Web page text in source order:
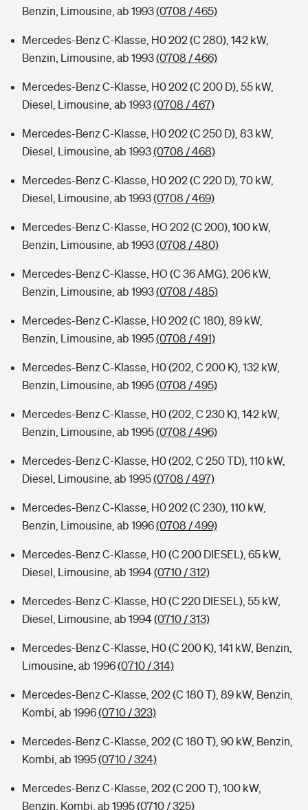
Kinderunfall-Check: Mehr Sicherheit für deine Kids
Sie haben Fragen?
Benzin, Limousine, ab 1993(0708 / 465)
Mercedes-Benz C-Klasse, H0 202 (C 280), 142 kW,
Benzin, Limousine, ab 1993(0708 / 466)
Mercedes-Benz C-Klasse, H0 202 (C 200 D), 55 kW,
Diesel, Limousine, ab 1993(0708 / 467)
Mercedes-Benz C-Klasse, H0 202 (C 250 D), 83 kW,
Diesel, Limousine, ab 1993(0708 / 468)
Mercedes-Benz C-Klasse, H0 202 (C 220 D), 70 kW,
Diesel, Limousine, ab 1993(0708 / 469)
Mercedes-Benz C-Klasse, HO 202 (C 200), 100 kW,
Benzin, Limousine, ab 1993(0708 / 480)
Mercedes-Benz C-Klasse, HO (C 36 AMG), 206 kW,
Benzin, Limousine, ab 1993(0708 / 485)
Mercedes-Benz C-Klasse, H0 202 (C 180), 89 kW,
Benzin, Limousine, ab 1995(0708 / 491)
Mercedes-Benz C-Klasse, H0 (202, C 200 K), 132 kW,
Benzin, Limousine, ab 1995(0708 / 495)
Mercedes-Benz C-Klasse, H0 (202, C 230 K), 142 kW,
Benzin, Limousine, ab 1995(0708 / 496)
Mercedes-Benz C-Klasse, H0 (202, C 250 TD), 110 kW,
Diesel, Limousine, ab 1995(0708 / 497)
Mercedes-Benz C-Klasse, H0 202 (C 230), 110 kW,
Benzin, Limousine, ab 1996(0708 / 499)
Mercedes-Benz C-Klasse, H0 (C 200 DIESEL), 65 kW,
Diesel, Limousine, ab 1994(0710 / 312)
Mercedes-Benz C-Klasse, H0 (C 220 DIESEL), 55 kW,
Diesel, Limousine, ab 1994(0710 / 313)
Mercedes-Benz C-Klasse, H0 (C 200 K), 141 kW, Benzin,
Limousine, ab 1996(0710 / 314)
Mercedes-Benz C-Klasse, 202 (C 180 T), 89 kW, Benzin,
Kombi, ab 1996(0710 / 323)
Mercedes-Benz C-Klasse, 202 (C 180 T), 90 kW, Benzin,
Kombi, ab 1995(0710 / 324)
Mercedes-Benz C-Klasse, 202 (C 200 T), 100 kW,
Benzin, Kombi, ab 1995(0710 / 325)